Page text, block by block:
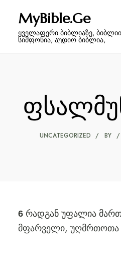
MyBible.Ge
ყველაფერი ბიბლიაზე,
სიმფონია, აუდიო ბიბლია,
UNCATEGORIZED BY
6რადგან უფალია
მფარველი, უღმრთოთა